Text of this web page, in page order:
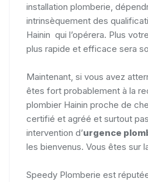
installation plomberie,
intrinsèquement des
Hainin qui l’opérera. Plus
plus rapide et efficace sera
Maintenant, si vous avez
êtes fort probablement à la
plombier Hainin proche de
certifié et agréé et surtout
intervention d’urgence
les bienvenus. Vous êtes sur
Speedy Plomberie est